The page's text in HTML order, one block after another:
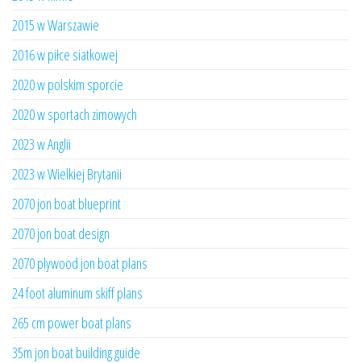
2015 w Warszawie
2016 w piłce siatkowej
2020 w polskim sporcie
2020 w sportach zimowych
2023 w Anglii
2023 w Wielkiej Brytanii
2070 jon boat blueprint
2070 jon boat design
2070 plywood jon boat plans
24 foot aluminum skiff plans
265 cm power boat plans
35m jon boat building guide